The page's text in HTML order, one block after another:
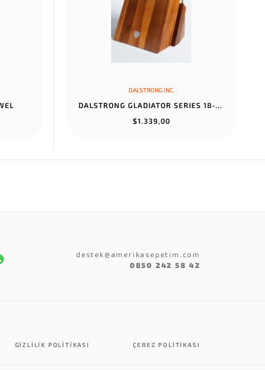
DALSTRONG INC.
DALSTRONG GLADIATOR SERIES 18-PIECE COLOSSAL KNIFE SET WITH BLOCK...
$1.339,00
destek@amerikasepetim.com
0850 242 58 42
GIZLILIK POLITIKASI ÇEREZ POLITIKASI